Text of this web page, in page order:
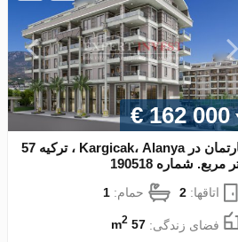
€ 162 000
آپارتمان در Kargicak، Alanya ، ترکیه 57
مربع. شماره 190518
اتاقها: 2 حمام: 1
فضای زندگی: 57 m
2